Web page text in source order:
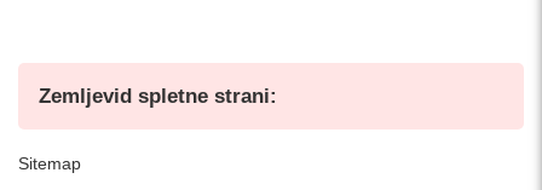
Zemljevid spletne strani:
Sitemap